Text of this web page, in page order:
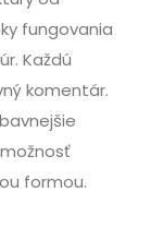
fungovania
Každú
komentár.
formou.